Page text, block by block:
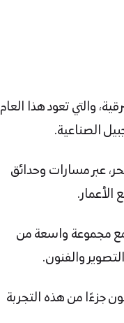
والتي تعود هذا العام
عبر مسارات وحدائق
مع مجموعة واسعة من
والفنون.
جزءًا من هذه التجربة